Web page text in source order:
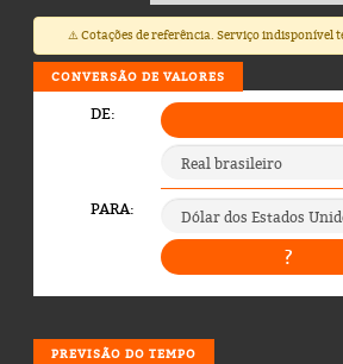
⚠️ Cotações de referência. Serviço indisponível
CONVERSÃO DE VALORES
PREVISÃO DO TEMPO